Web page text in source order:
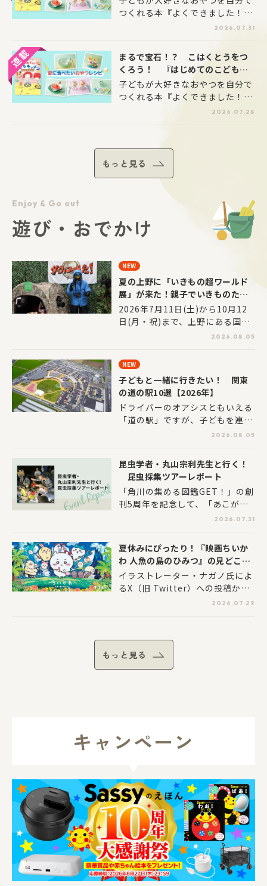
らしい生き物「でかいはち」と、
人間の優しくて笑える日常に癒や
されること間違いなしです。
んおやつ』第５回
つくれる本『よくできました！
一生役立つ！ はじめてのこども
をご紹介！
2026.07.31
まるで宝石！？ こはくとうをつ
くろう！ 『はじめてのこどもキ
ッチン かんたんおやつ』第４回
子どもが大好きなおやつを自分で
つくれる本『よくできました！
一生役立つ！ はじめてのこども
をご紹介！
2026.07.28
もっと見る
Enjoy & Go out
遊び・おでかけ
NEW
夏の上野に「いきもの超ワールド
展」が来た！親子でいきものたち
の「生き残り術」を体感してみよ
う
2026年7月11日(土)から10月12
日(月・祝)まで、上野にある国立
科学博物館にて特別展「いきもの
人気の夏の特別展ですが、今回は
NHKの自然番組「ダーウィンが来
た！」との共同企画により、迫力
満点の4K映像が大集結。世界中の
いきものたちの「生き残り術」、
ぜひ子どもと一緒に体感してみて
2026.08.05
NEW
子どもと一緒に行きたい！ 関東
の道の駅10選【2026年】
ドライバーのオアシスともいえる
「道の駅」ですが、子どもを連れ
て遊び場として利用するのも一手
メに出合えるのはもちろん、最近
ではキッズのプレイルームや複合
遊具から温水プール、ミニ遊園地
までそろう施設があるのを知って
いましたか!? パパ・ママの好き
な足湯や温泉を備えた道の駅もあ
るので、親子で一日中楽しんじゃ
いましょう♪
2026.08.05
昆虫学者・丸山宗利先生と行く！
昆虫採集ツアーレポート
「角川の集める図鑑GET！」の創
刊5周年を記念して、「あこがれ
の先生」と特別な体験ができる豪
生と行く昆虫採集ツアー』をレポ
ートします！ 子どもも大人も本
気の虫とりで、昆虫たちの生態に
迫った様子を、たっぷりお届けし
2026.07.31
夏休みにぴったり！『映画ちいか
わ 人魚の島のひみつ』の見どころ
徹底解説！
イラストレーター・ナガノ氏によ
るX（旧 Twitter）への投稿から
スタートし、今や子どもから大人
月24日（金）の全国公開まで、い
よいよあと1か月となりました！
初の劇場版となる本作で描かれる
ハラハラドキドキの大冒険が、映
画ならではの壮大な音楽と迫力の
出かけにもぴったりな本作の魅力
をたっぷり紹介します。
2026.07.29
もっと見る
キャンペーン